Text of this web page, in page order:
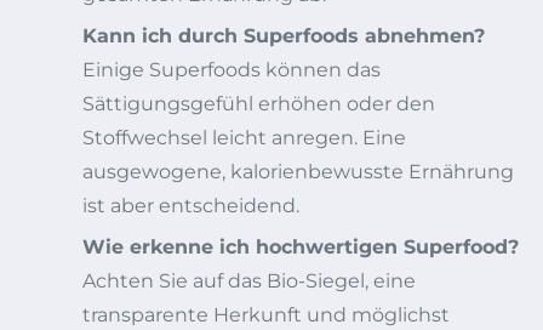
Kann ich durch Superfoods abnehmen?
Einige Superfoods können das
Sättigungsgefühl erhöhen oder den
Stoffwechsel leicht anregen. Eine
ausgewogene, kalorienbewusste Ernährung
ist aber entscheidend.
Wie erkenne ich hochwertigen Superfood?
Achten Sie auf das Bio-Siegel, eine
transparente Herkunft und möglichst